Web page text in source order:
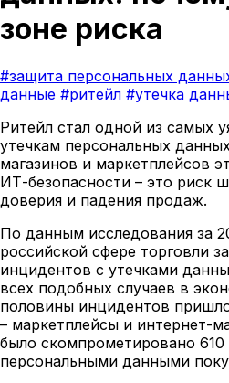
зоне риска
#защита персональных
данные #ритейл #утечка
Ритейл стал одной из самых
утечкам персональных
магазинов и маркетплейсов
ИТ-безопасности – это риск
доверия и падения продаж.
По данным исследования за
российской сфере торговли
инцидентов с утечками
всех подобных случаев в
половины инцидентов
– маркетплейсы и интернет-
было скомпрометировано 610
персональными данными